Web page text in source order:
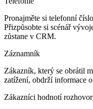
Pronajměte si telefonní
Přizpůsobte si scénář
zůstane v CRM.
Záznamník
Zákazník, který se obrátil
zatížení, obdrží informace
Zákazníci hodnotí